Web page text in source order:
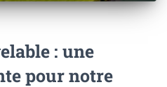
: une
pour notre